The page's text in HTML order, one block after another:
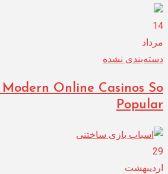
14
مرداد
دسته‌بندی نشده
Online Casinos So
Popular
29
اردیبهشت